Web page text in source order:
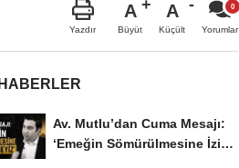
Yazdır
A
Büyüt
A
Küçült Yorumlar
Av. Mutlu’dan Cuma Mesajı:
‘Emeğin Sömürülmesine İzin